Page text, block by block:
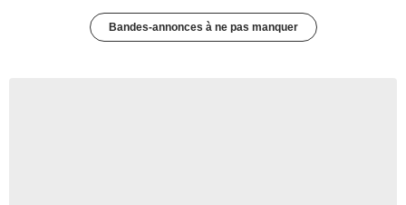
Bandes-annonces à ne pas manquer